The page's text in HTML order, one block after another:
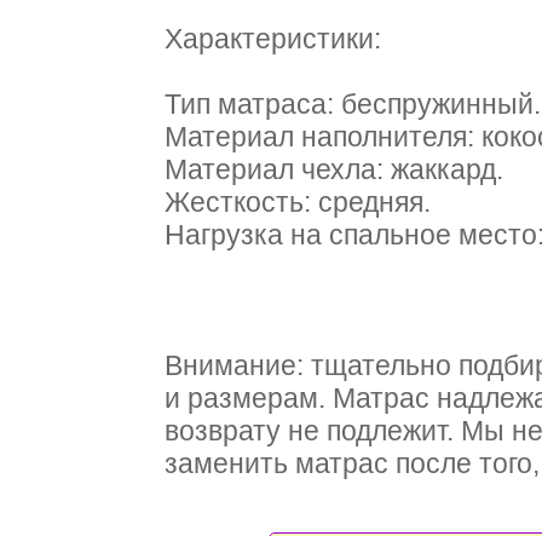
Характеристики:
Тип матраса: беспружинный.
Материал наполнителя:
Материал чехла: жаккард.
Жесткость: средняя.
Нагрузка на спальное место:
Внимание: тщательно
и размерам. Матрас
возврату не подлежит. Мы
заменить матрас после